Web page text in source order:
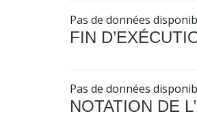
Pas de données
FIN
Pas de données
NOTATION DE